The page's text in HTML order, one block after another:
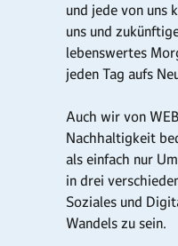
und jede von uns
uns und
lebenswertes
jeden Tag aufs
Auch wir von
Nachhaltigkeit
als einfach nur
in drei
Soziales und
Wandels zu sein.